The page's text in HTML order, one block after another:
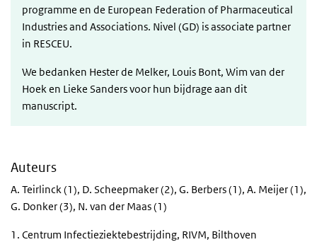
programme en de European Federation of Pharmaceutical
Industries and Associations. Nivel (GD) is associate partner
in RESCEU.
We bedanken Hester de Melker, Louis Bont, Wim van der
Hoek en Lieke Sanders voor hun bijdrage aan dit
manuscript.
Auteurs
A. Teirlinck (1), D. Scheepmaker (2), G. Berbers (1), A. Meijer (1),
G. Donker (3), N. van der Maas (1)
1. Centrum Infectieziektebestrijding, RIVM, Bilthoven